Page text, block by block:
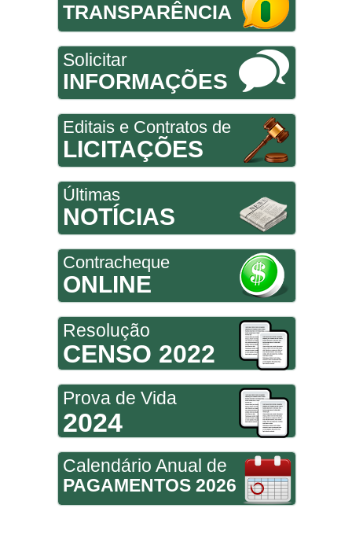
TRANSPARÊNCIA
Solicitar
INFORMAÇÕES
Editais e Contratos de
LICITAÇÕES
Últimas
NOTÍCIAS
Contracheque
ONLINE
Resolução
CENSO 2022
Prova de Vida
2024
Calendário Anual de
PAGAMENTOS 2026